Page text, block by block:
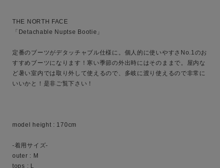
キーワード
性別
MENS
THE NORTH FACE
「Detachable Nuptse Bootie」
定番のブーツがデタッチャブル仕様に。個人的に使いやすさNo.1のお
すすめブーツになります！寒い季節の外出時にはそのままで。屋内な
ど暑い室内では取り外して使えるので、多岐に渡り使えるので非常に
いいかと！是非ご覧下さい！
model height : 170cm
-着用サイズ-
outer : M
tops : L